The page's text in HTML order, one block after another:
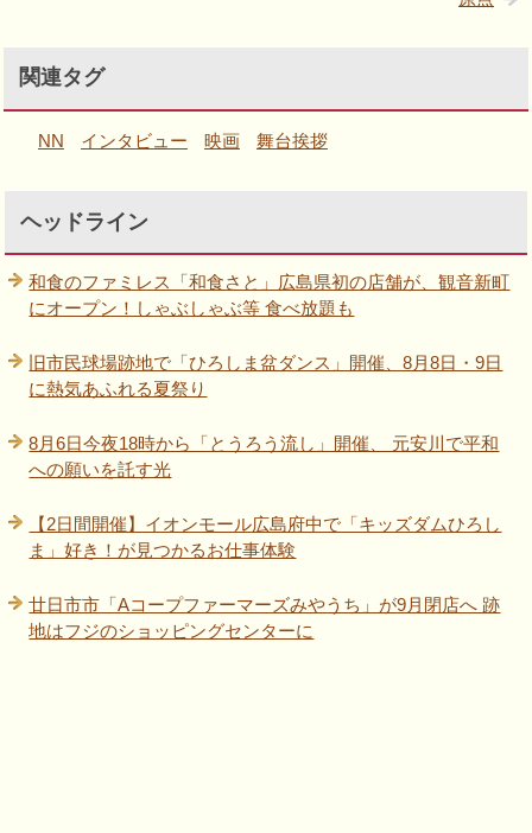
関連タグ
NN インタビュー 映画 舞台挨拶
ヘッドライン
和食のファミレス「和食さと」広島県初の店舗が、観音新町
にオープン！しゃぶしゃぶ等 食べ放題も
旧市民球場跡地で「ひろしま盆ダンス」開催、8月8日・9日
に熱気あふれる夏祭り
8月6日今夜18時から「とうろう流し」開催、 元安川で平和
への願いを託す光
【2日間開催】イオンモール広島府中で「キッズダムひろし
ま」好き！が見つかるお仕事体験
廿日市市「Aコープファーマーズみやうち」が9月閉店へ 跡
地はフジのショッピングセンターに